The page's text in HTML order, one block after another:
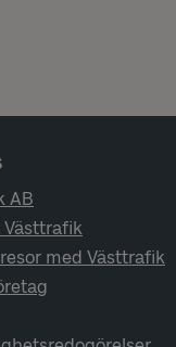
AB
Västtrafik
med Västtrafik